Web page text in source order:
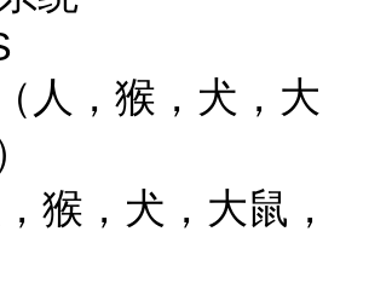
人，猴，犬，大
猴，犬，大鼠，